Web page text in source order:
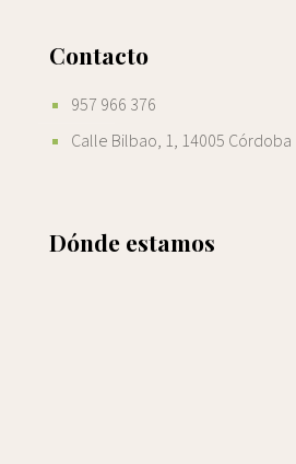
Contacto
957 966 376
Calle Bilbao, 1, 14005 Córdoba
Dónde estamos